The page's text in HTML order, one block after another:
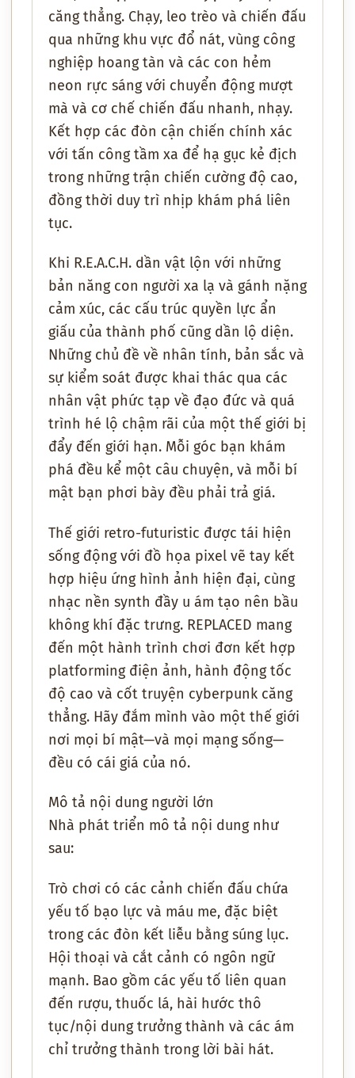
căng thẳng. Chạy, leo trèo và chiến đấu
qua những khu vực đổ nát, vùng công
nghiệp hoang tàn và các con hẻm
neon rực sáng với chuyển động mượt
mà và cơ chế chiến đấu nhanh, nhạy.
Kết hợp các đòn cận chiến chính xác
với tấn công tầm xa để hạ gục kẻ địch
trong những trận chiến cường độ cao,
đồng thời duy trì nhịp khám phá liên
tục.
Khi R.E.A.C.H. dần vật lộn với những
bản năng con người xa lạ và gánh nặng
cảm xúc, các cấu trúc quyền lực ẩn
giấu của thành phố cũng dần lộ diện.
Những chủ đề về nhân tính, bản sắc và
sự kiểm soát được khai thác qua các
nhân vật phức tạp về đạo đức và quá
trình hé lộ chậm rãi của một thế giới bị
đẩy đến giới hạn. Mỗi góc bạn khám
phá đều kể một câu chuyện, và mỗi bí
mật bạn phơi bày đều phải trả giá.
Thế giới retro-futuristic được tái hiện
sống động với đồ họa pixel vẽ tay kết
hợp hiệu ứng hình ảnh hiện đại, cùng
nhạc nền synth đầy u ám tạo nên bầu
không khí đặc trưng. REPLACED mang
đến một hành trình chơi đơn kết hợp
platforming điện ảnh, hành động tốc
độ cao và cốt truyện cyberpunk căng
thẳng. Hãy đắm mình vào một thế giới
nơi mọi bí mật—và mọi mạng sống—
đều có cái giá của nó.
Mô tả nội dung người lớn
Nhà phát triển mô tả nội dung như
sau:
Trò chơi có các cảnh chiến đấu chứa
yếu tố bạo lực và máu me, đặc biệt
trong các đòn kết liễu bằng súng lục.
Hội thoại và cắt cảnh có ngôn ngữ
mạnh. Bao gồm các yếu tố liên quan
đến rượu, thuốc lá, hài hước thô
tục/nội dung trưởng thành và các ám
chỉ trưởng thành trong lời bài hát.